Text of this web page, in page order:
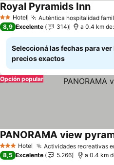
2 Estrellas
Hotel Auténtica hospitalidad
Royal Pyramids InnVer
8,9 Excelente 314 a 0.4 km
Seleccioná las fechas para ver
precios exactos
Opción popular
3 Estrellas
Hotel Actividades recreativas
PANORAMA view
8,5 Excelente 5.266 a 0.4 km